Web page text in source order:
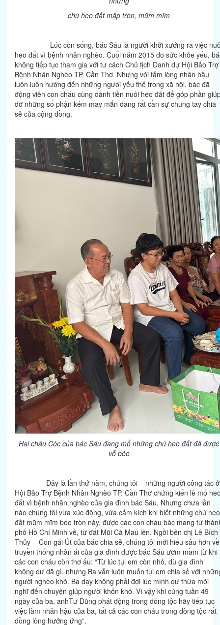
chú heo đất mập tròn, mũm mĩm
Lúc còn sống, bác Sáu là người khởi xướng ra việc
heo đất vì bệnh nhân nghèo. Cuối năm 2015 do sức khỏe yếu,
không tiếp tục tham gia với tư cách Chủ tịch Danh dự Hội Bảo Trợ
Bệnh Nhân Nghèo TP. Cần Thơ. Nhưng với tấm lòng nhân hậu
luôn luôn hướng đến những người yếu thế trong xã hội, bác đã
động viên con cháu cùng dành tiền nuôi heo đất để góp phần
đỡ những số phận kém may mắn đang rất cần sự chung tay chia
sẻ của cộng đồng.
Hai cháu Cóc của bác Sáu đang mổ những chú heo đất đã được
vỗ béo
Đây là lần thứ năm, chúng tôi – những người công tác ở
Hội Bảo Trợ Bệnh Nhân Nghèo TP. Cần Thơ chứng kiến lễ mổ
đất vì bệnh nhân nghèo của gia đình bác Sáu, Nhưng chưa lần
nào chúng tôi vừa xúc động, vừa cảm kích khi biết những chú heo
đất mũm mĩm béo tròn này, được các con cháu bác mang từ
phố Hồ Chí Minh về, từ đất Mũi Cà Mau lên. Ngồi bên chị Lê Bích
Thủy - Con gái Út của bác chia sẻ, chúng tôi mới hiểu sâu hơn về
truyền thống nhân ái của gia đình được bác Sáu ươm mầm từ khi
các con cháu còn thơ ấu: “Từ lúc tụi em còn nhỏ, dù gia đình
không dư dã gì, nhưng Ba vẫn luôn muốn tụi em chia sẻ với
người nghèo khó. Ba dạy không phải đợi lúc mình dư thừa mới
nghĩ đến chuyện giúp người khốn khó. Vì vậy khi cúng tuần 49
ngày của ba, anhTư Dũng phát động trong dòng tộc hãy tiếp tục
việc làm nhân hậu của ba, tất cả các con cháu trong dòng tộc rất
đồng lòng hưởng ứng”.